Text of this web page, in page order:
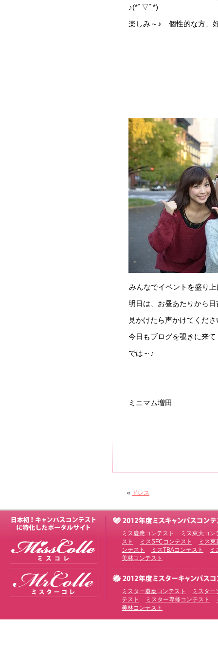
♪(*ﾟ▽ﾟ*)
楽しみ～♪ 個性的な方、
みんなでイベントを盛り
明日は、お昼あたりから
見かけたら声かけてくだ
今日もブログを覗きに来
では～♪
ミニマム増田
« ドレス
ミス慶應コンテスト
ミス東大コン
スト
ミスSFCコンテスト
ミス
ンテスト
ミスTBAコンテスト
ミ
美林コンテスト
ミスター慶應コンテスト
ミスタ
テスト
ミスター専修コンテスト
美林コンテスト